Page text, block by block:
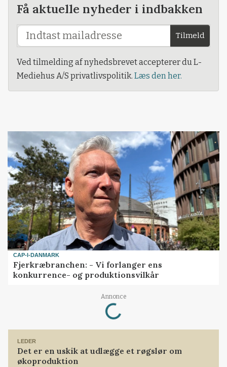
Få aktuelle nyheder i indbakken
Tilmeld
Ved tilmelding af nyhedsbrevet accepterer du L-
Mediehus A/S privatlivspolitik. Læs den her.
CAP-I-DANMARK
Fjerkræbranchen: - Vi forlanger ens
konkurrence- og produktionsvilkår
Annonce
Loading...
LEDER
Det er en uskik at udlægge et røgslør om
økoproduktion